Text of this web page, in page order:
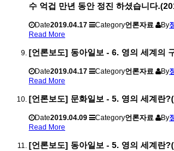
수 억겁 만년 동안 정진 하셨습니다
Date2019.04.17 Category언론자료 By
Read More
[언론보도] 동아일보 - 6. 영의 세계의
Date2019.04.17 Category언론자료 By
Read More
[언론보도] 문화일보 - 5. 영의 세계란
Date2019.04.09 Category언론자료 By
Read More
[언론보도] 동아일보 - 5. 영의 세계란